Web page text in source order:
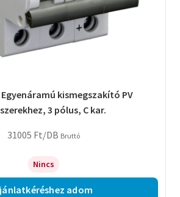
Egyenáramú kismegszakító PV
3 pólus, C kar.
31005 Ft/DB Bruttó
Nincs
adom